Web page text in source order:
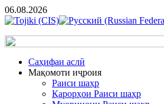
06.08.2026
Cаҳифаи аслӣ
Мақомоти иҷроия
Раиси шаҳр
Қарорҳои Раиси шаҳр